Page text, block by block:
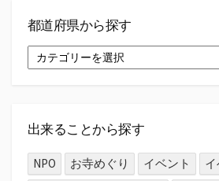
都道府県から探す
道
ら
す
出来ることから探す
NPO お寺めぐり イベント